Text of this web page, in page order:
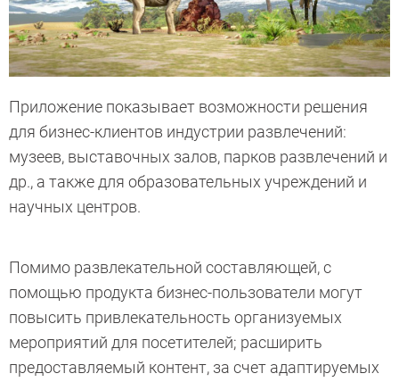
Приложение показывает возможности решения
для бизнес-клиентов индустрии развлечений:
музеев, выставочных залов, парков развлечений и
др., а также для образовательных учреждений и
научных центров.
Помимо развлекательной составляющей, с
помощью продукта бизнес-пользователи могут
повысить привлекательность организуемых
мероприятий для посетителей; расширить
предоставляемый контент, за счет адаптируемых